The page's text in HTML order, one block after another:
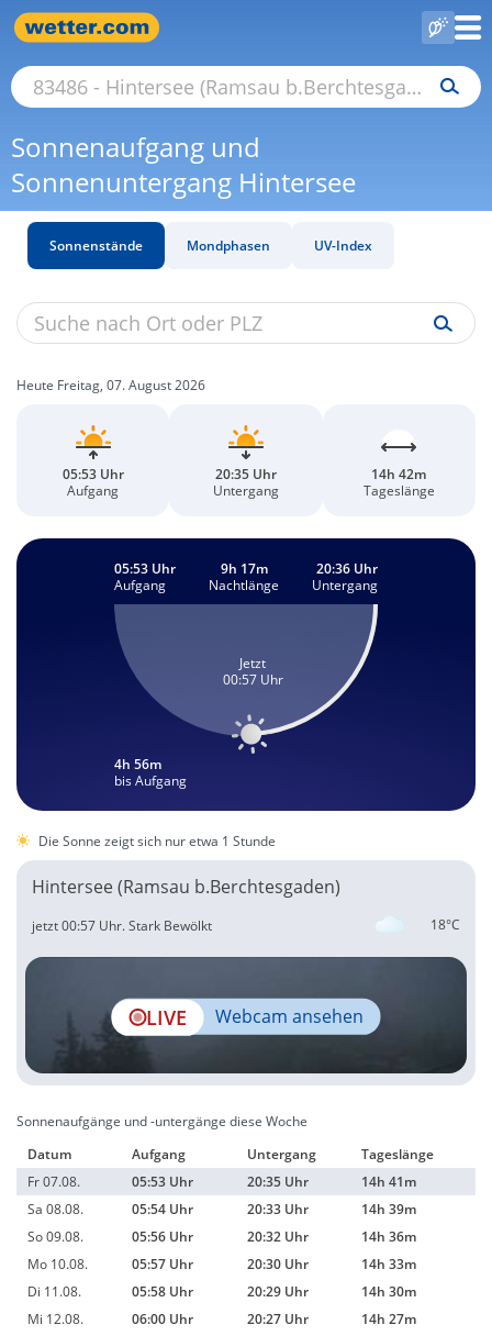
Sonnenaufgang und
Sonnenuntergang Hintersee
Sonnenstände Mondphasen UV-Index
Heute Freitag, 07. August 2026
05:53 Uhr
Aufgang
20:35 Uhr
Untergang
14h 42m
Tageslänge
4h 56m
bis Aufgang
Jetzt
00:57 Uhr
05:53 Uhr
Aufgang
9h 17m
Nachtlänge
20:36 Uhr
Untergang
Die Sonne zeigt sich nur etwa 1 Stunde
Hintersee (Ramsau b.Berchtesgaden)
18°C
jetzt 00:57 Uhr.Stark Bewölkt
LIVE Webcam ansehen
Sonnenaufgänge und -untergänge diese Woche
Datum
Aufgang Untergang
Tageslänge
Fr 07.08.
05:53 Uhr 20:35 Uhr
14h 41m
Sa 08.08.
05:54 Uhr 20:33 Uhr
14h 39m
So 09.08.
05:56 Uhr 20:32 Uhr
14h 36m
Mo 10.08.
05:57 Uhr 20:30 Uhr
14h 33m
Di 11.08.
05:58 Uhr 20:29 Uhr
14h 30m
Mi 12.08.
06:00 Uhr 20:27 Uhr
14h 27m